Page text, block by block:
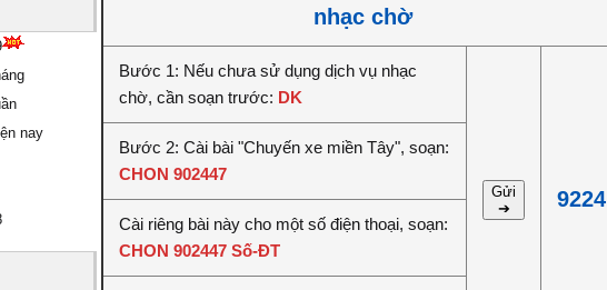
nay
nhạc chờ
Bước 1: Nếu chưa sử dụng dịch vụ nhạc
chờ, cần soạn trước: DK
Gửi
➔
9224
Bước 2: Cài bài "Chuyến xe miền Tây", soạn:
CHON 902447
Cài riêng bài này cho một số điện thoại, soạn:
CHON 902447 Số-ĐT